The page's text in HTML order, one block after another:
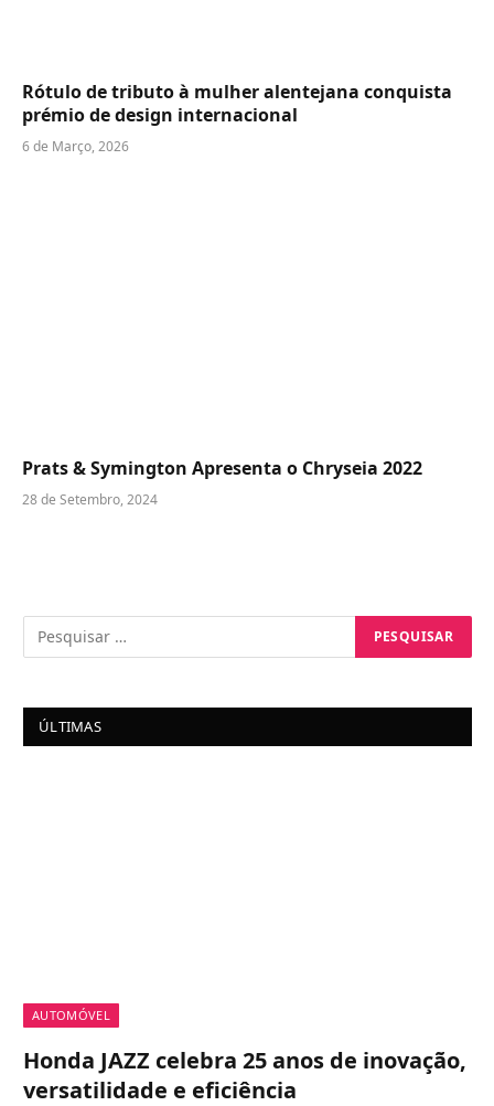
Rótulo de tributo à mulher alentejana conquista
prémio de design internacional
6 de Março, 2026
Prats & Symington Apresenta o Chryseia 2022
28 de Setembro, 2024
ÚLTIMAS
AUTOMÓVEL
Honda JAZZ celebra 25 anos de inovação,
versatilidade e eficiência